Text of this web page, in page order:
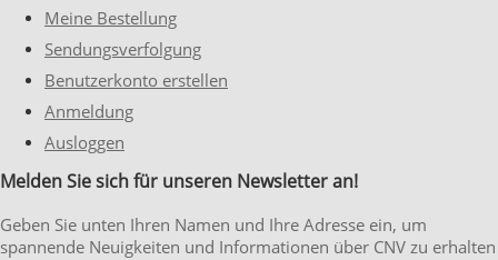
Meine Bestellung
Sendungsverfolgung
Benutzerkonto erstellen
Anmeldung
Ausloggen
Melden Sie sich für unseren Newsletter an!
Geben Sie unten Ihren Namen und Ihre Adresse ein, um
spannende Neuigkeiten und Informationen über CNV zu erhalten